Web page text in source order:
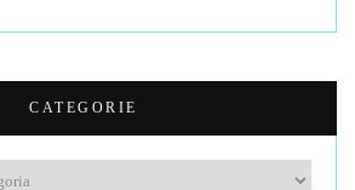
CATEGORIE